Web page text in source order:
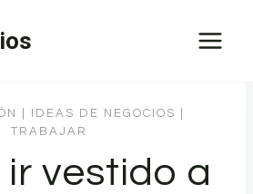
IDEAS DE NEGOCIOS
TRABAJAR
vestido a